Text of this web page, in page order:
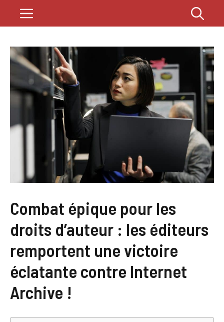
contenido
Menú
Combat épique pour les
droits d’auteur : les éditeurs
remportent une victoire
éclatante contre Internet
Archive !